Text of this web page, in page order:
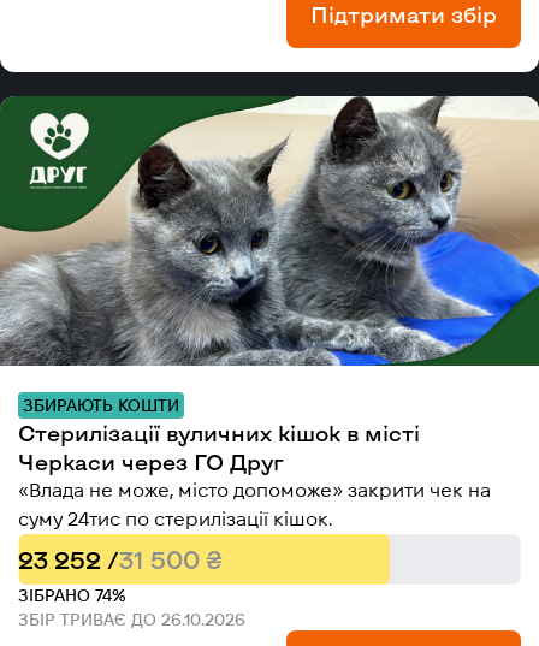
Підтримати збір
ЗБИРАЮТЬ КОШТИ
Стерилізації вуличних кішок в місті
Черкаси через ГО Друг
«Влада не може, місто допоможе» закрити чек на
суму 24тис по стерилізації кішок.
23 252 /31 500 ₴
ЗІБРАНО 74%
ЗБІР ТРИВАЄ ДО 26.10.2026